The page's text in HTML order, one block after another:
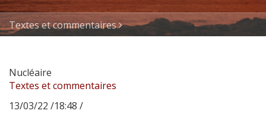
Textes et commentaires
Nucléaire
Textes et commentaires
13/03/22 /18:48 /